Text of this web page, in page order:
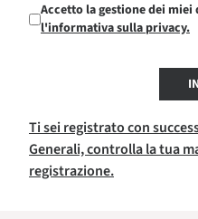
Accetto la gestione dei
l'informativa sulla privacy.
Ti sei registrato con
Generali, controlla la tua
registrazione.